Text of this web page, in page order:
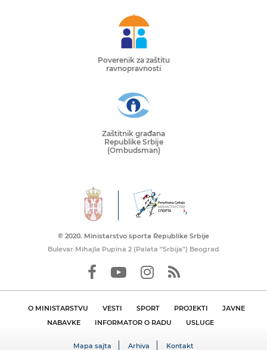
Poverenik za zaštitu
ravnopravnosti
Zaštitnik građana
Republike Srbije
(Ombudsman)
© 2020. Ministarstvo sporta Republike Srbije
Bulevar Mihajla Pupina 2 (Palata “Srbija”) Beograd
O MINISTARSTVU VESTI SPORT PROJEKTI
JAVNE
NABAVKE
INFORMATOR O RADU USLUGE
Mapa sajta Arhiva Kontakt